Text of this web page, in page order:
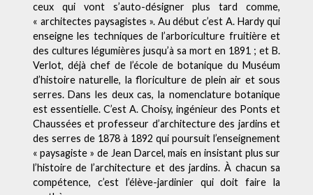
ceux qui vont s’auto-désigner plus tard comme,
« architectes paysagistes ». Au début c’est A. Hardy qui
enseigne les techniques de l’arboriculture fruitière et
des cultures légumières jusqu’à sa mort en 1891 ; et B.
Verlot, déjà chef de l’école de botanique du Muséum
d’histoire naturelle, la floriculture de plein air et sous
serres. Dans les deux cas, la nomenclature botanique
est essentielle. C’est A. Choisy, ingénieur des Ponts et
Chaussées et professeur d’architecture des jardins et
des serres de 1878 à 1892 qui poursuit l’enseignement
« paysagiste » de Jean Darcel, mais en insistant plus sur
l’histoire de l’architecture et des jardins. À chacun sa
compétence, c’est l’élève-jardinier qui doit faire la